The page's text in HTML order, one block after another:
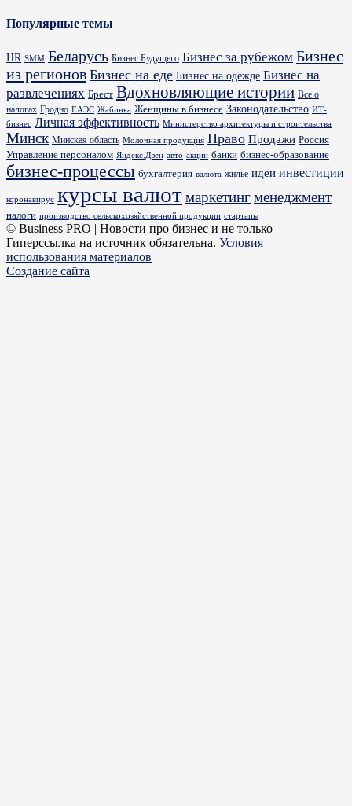
Популярные темы
HR SMM Беларусь Бизнес Будущего Бизнес за рубежом Бизнес
из регионов Бизнес на еде Бизнес на одежде Бизнес на
развлечениях Брест Вдохновляющие истории Все о
налогах Гродно ЕАЭС Жабинка Женщины в бизнесе Законодательство ИТ-
бизнес Личная эффективность Министерство архитектуры и строительства
Минск Минская область Молочная продукция Право Продажи Россия
Управление персоналом Яндекс.Дзен авто акции банки бизнес-образование
бизнес-процессы бухгалтерия валюта жилье идеи инвестиции
коронавирус курсы валютмаркетингменеджмент
налоги производство сельскохозяйственной продукции стартапы
© Business PRO | Новости про бизнес и не только
Гиперссылка на источник обязательна. Условия
использования материалов
Создание сайта